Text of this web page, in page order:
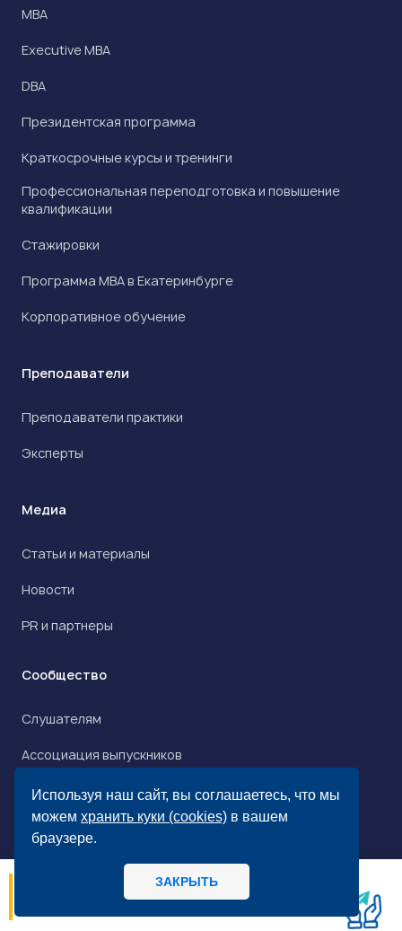
Используя наш сайт, вы соглашаетесь, что мы
можемхранить куки (cookies) в вашем
браузере.
ЗАКРЫТЬ
МВА
Executive MBA
DBA
Президентская программа
Краткосрочные курсы и тренинги
Профессиональная переподготовка и повышение
квалификации
Стажировки
Программа МВА в Екатеринбурге
Корпоративное обучение
Преподаватели
Преподаватели практики
Эксперты
Медиа
Статьи и материалы
Новости
PR и партнеры
Сообщество
Слушателям
Ассоциация выпускников
Клуб Амбассадоров
Истории успеха
Образовательная среда
Оплата обучения
МИРБИС - Школа бизнеса А вы как